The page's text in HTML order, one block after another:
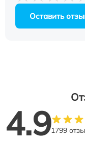
Оставить
4.91799